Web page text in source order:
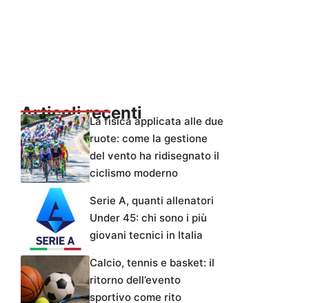
Articoli recentiLa fisica applicata alle due
ruote: come la gestione
del vento ha ridisegnato il
ciclismo moderno
Serie A, quanti allenatori
Under 45: chi sono i più
giovani tecnici in Italia
Calcio, tennis e basket: il
ritorno dell’evento
sportivo come rito